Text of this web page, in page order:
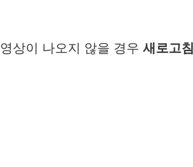
영상이 나오지 않을 경우 새로고침